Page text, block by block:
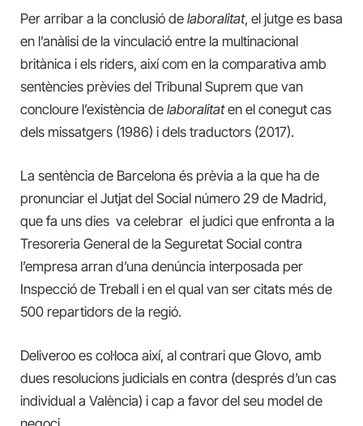
Per arribar a la conclusió de laboralitat, el jutge es basa
en l’anàlisi de la vinculació entre la multinacional
britànica i els riders, així com en la comparativa amb
sentències prèvies del Tribunal Suprem que van
concloure l’existència de laboralitaten el conegut cas
dels missatgers (1986) i dels traductors (2017).
La sentència de Barcelona és prèvia a la que ha de
pronunciar el Jutjat del Social número 29 de Madrid,
que fa uns dies va celebrar el judici que enfronta a la
Tresoreria General de la Seguretat Social contra
l’empresa arran d’una denúncia interposada per
Inspecció de Treball i en el qual van ser citats més de
500 repartidors de la regió.
Deliveroo es col·loca així, al contrari que Glovo, amb
dues resolucions judicials en contra (després d’un cas
individual a València) i cap a favor del seu model de